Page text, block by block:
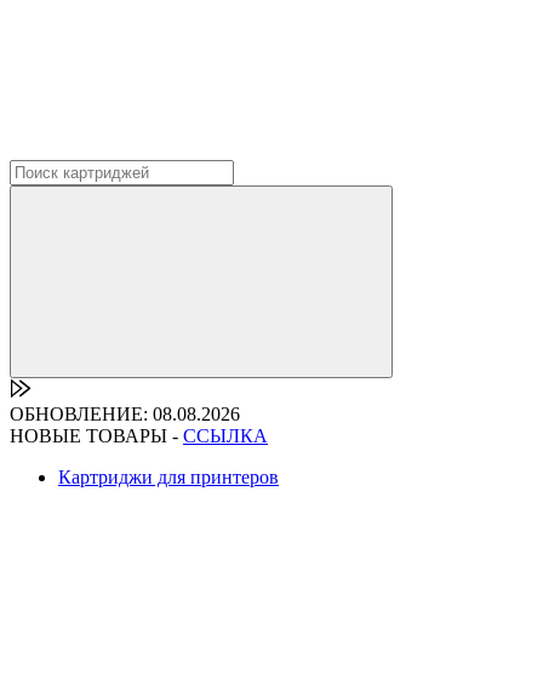
ОБНОВЛЕНИЕ: 08.08.2026
НОВЫЕ ТОВАРЫ - ССЫЛКА
Картриджи для принтеров